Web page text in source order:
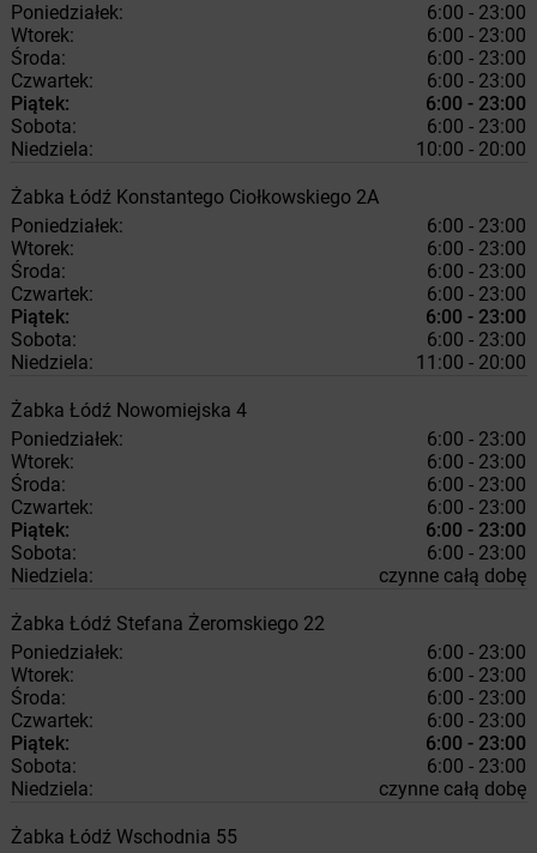
Poniedziałek:
6:00 - 23:00
Wtorek:
6:00 - 23:00
Środa:
6:00 - 23:00
Czwartek:
6:00 - 23:00
Piątek:
6:00 - 23:00
Sobota:
6:00 - 23:00
Niedziela:
10:00 - 20:00
Żabka Łódź Konstantego Ciołkowskiego 2A
Poniedziałek:
6:00 - 23:00
Wtorek:
6:00 - 23:00
Środa:
6:00 - 23:00
Czwartek:
6:00 - 23:00
Piątek:
6:00 - 23:00
Sobota:
6:00 - 23:00
Niedziela:
11:00 - 20:00
Żabka Łódź Nowomiejska 4
Poniedziałek:
6:00 - 23:00
Wtorek:
6:00 - 23:00
Środa:
6:00 - 23:00
Czwartek:
6:00 - 23:00
Piątek:
6:00 - 23:00
Sobota:
6:00 - 23:00
Niedziela:
czynne całą dobę
Żabka Łódź Stefana Żeromskiego 22
Poniedziałek:
6:00 - 23:00
Wtorek:
6:00 - 23:00
Środa:
6:00 - 23:00
Czwartek:
6:00 - 23:00
Piątek:
6:00 - 23:00
Sobota:
6:00 - 23:00
Niedziela:
czynne całą dobę
Żabka Łódź Wschodnia 55